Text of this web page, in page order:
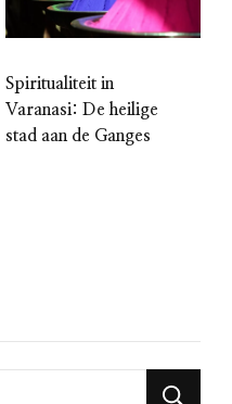
Spiritualiteit in
Varanasi: De heilige
stad aan de Ganges